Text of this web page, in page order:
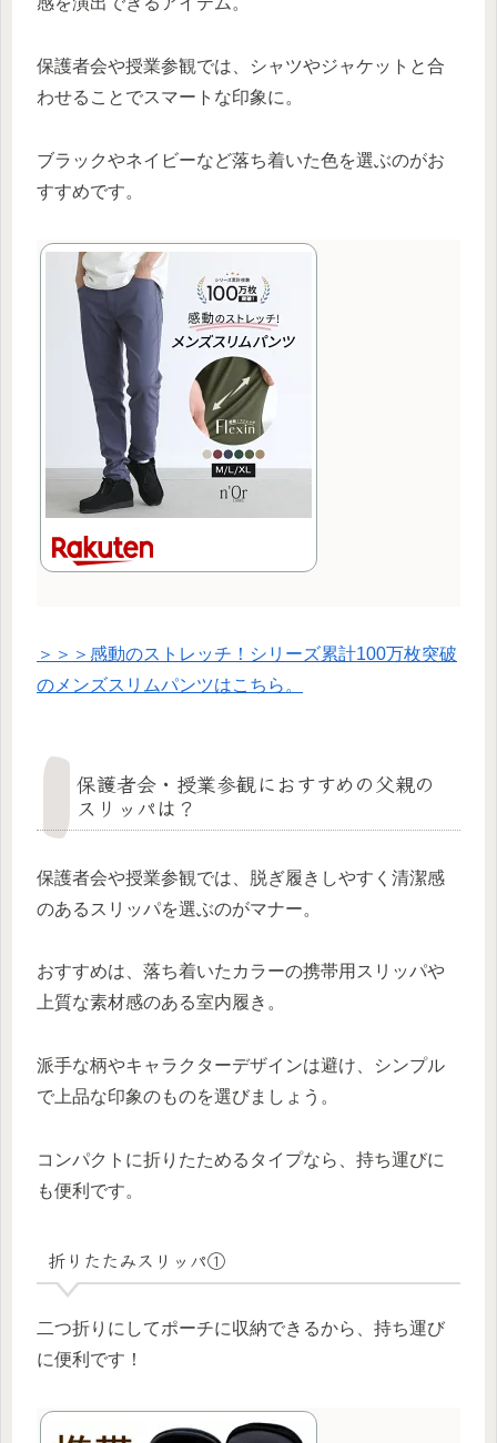
保護者会や授業参観では、シャツやジャケットと合
わせることでスマートな印象に。
ブラックやネイビーなど落ち着いた色を選ぶのがお
すすめです。
＞＞＞感動のストレッチ！シリーズ累計100万枚突破
のメンズスリムパンツはこちら。
保護者会・授業参観におすすめの父親の
スリッパは？
保護者会や授業参観では、脱ぎ履きしやすく清潔感
のあるスリッパを選ぶのがマナー。
おすすめは、落ち着いたカラーの携帯用スリッパや
上質な素材感のある室内履き。
派手な柄やキャラクターデザインは避け、シンプル
で上品な印象のものを選びましょう。
コンパクトに折りたためるタイプなら、持ち運びに
も便利です。
折りたたみスリッパ①
二つ折りにしてポーチに収納できるから、持ち運び
に便利です！